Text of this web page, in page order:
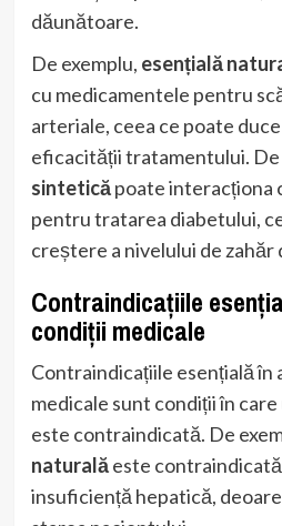
dăunătoare.
De exemplu, esențială
cu medicamentele pentru
arteriale, ceea ce poate
eficacității tratamentului. De
sinteticăpoate interacționa
pentru tratarea diabetului,
creștere a nivelului de zahăr
Contraindicațiile
condiții medicale
Contraindicațiile esențială în
medicale sunt condiții în
este contraindicată. De
naturalăeste contraindicată
insuficiență hepatică,